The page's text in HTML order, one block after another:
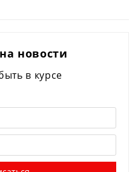
новости
в курсе